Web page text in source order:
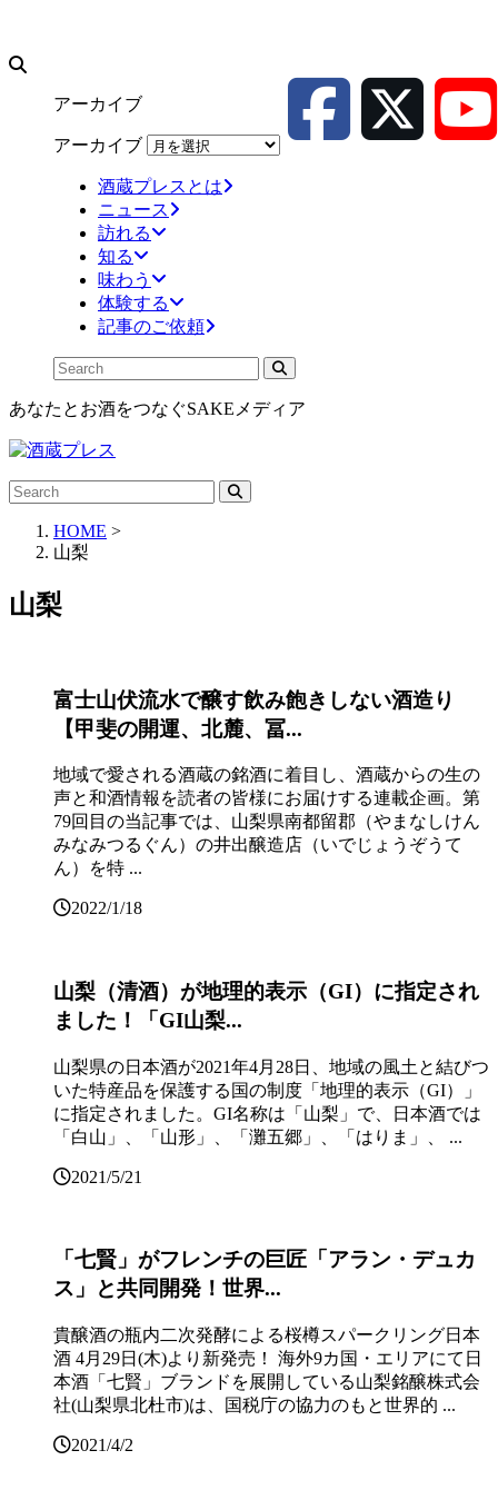
アーカイブ
アーカイブ
酒蔵プレスとは
ニュース
訪れる
知る
味わう
体験する
記事のご依頼
あなたとお酒をつなぐSAKEメディア
HOME >
山梨
山梨
富士山伏流水で醸す飲み飽きしない酒造り
【甲斐の開運、北麓、冨...
地域で愛される酒蔵の銘酒に着目し、酒蔵からの生の
声と和酒情報を読者の皆様にお届けする連載企画。第
79回目の当記事では、山梨県南都留郡（やまなしけん
みなみつるぐん）の井出醸造店（いでじょうぞうて
ん）を特 ...
2022/1/18
山梨（清酒）が地理的表示（GI）に指定され
ました！「GI山梨...
山梨県の⽇本酒が2021年4⽉28⽇、地域の⾵⼟と結びつ
いた特産品を保護する国の制度「地理的表⽰（GI）」
に指定されました。GI名称は「山梨」で、日本酒では
「⽩⼭」、「⼭形」、「灘五郷」、「はりま」、 ...
2021/5/21
「七賢」がフレンチの巨匠「アラン・デュカ
ス」と共同開発！世界...
貴醸酒の瓶内二次発酵による桜樽スパークリング日本
酒 4月29日(木)より新発売！ 海外9カ国・エリアにて日
本酒「七賢」ブランドを展開している山梨銘醸株式会
社(山梨県北杜市)は、国税庁の協力のもと世界的 ...
2021/4/2